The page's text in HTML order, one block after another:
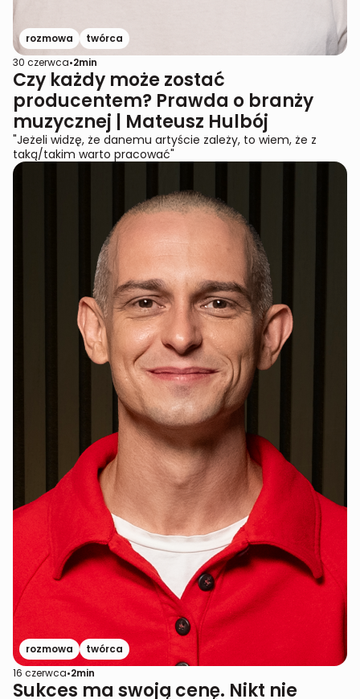
rozmowa
twórca
30 czerwca•2min
Czy każdy może zostać
producentem? Prawda o branży
muzycznej | Mateusz Hulbój
"Jeżeli widzę, że danemu artyście zależy, to wiem, że z
taką/takim warto pracować"
rozmowa
twórca
16 czerwca•2min
Sukces ma swoją cenę. Nikt nie